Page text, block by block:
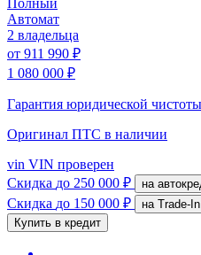
Автомат
2 владельца
от 911 990 ₽
1 080 000 ₽
Гарантия юридической чистоты
Оригинал ПТС в наличии
vin VIN проверен
Скидка до 250 000 ₽ на
Скидка до 150 000 ₽
на Trade-In
Купить в кредит